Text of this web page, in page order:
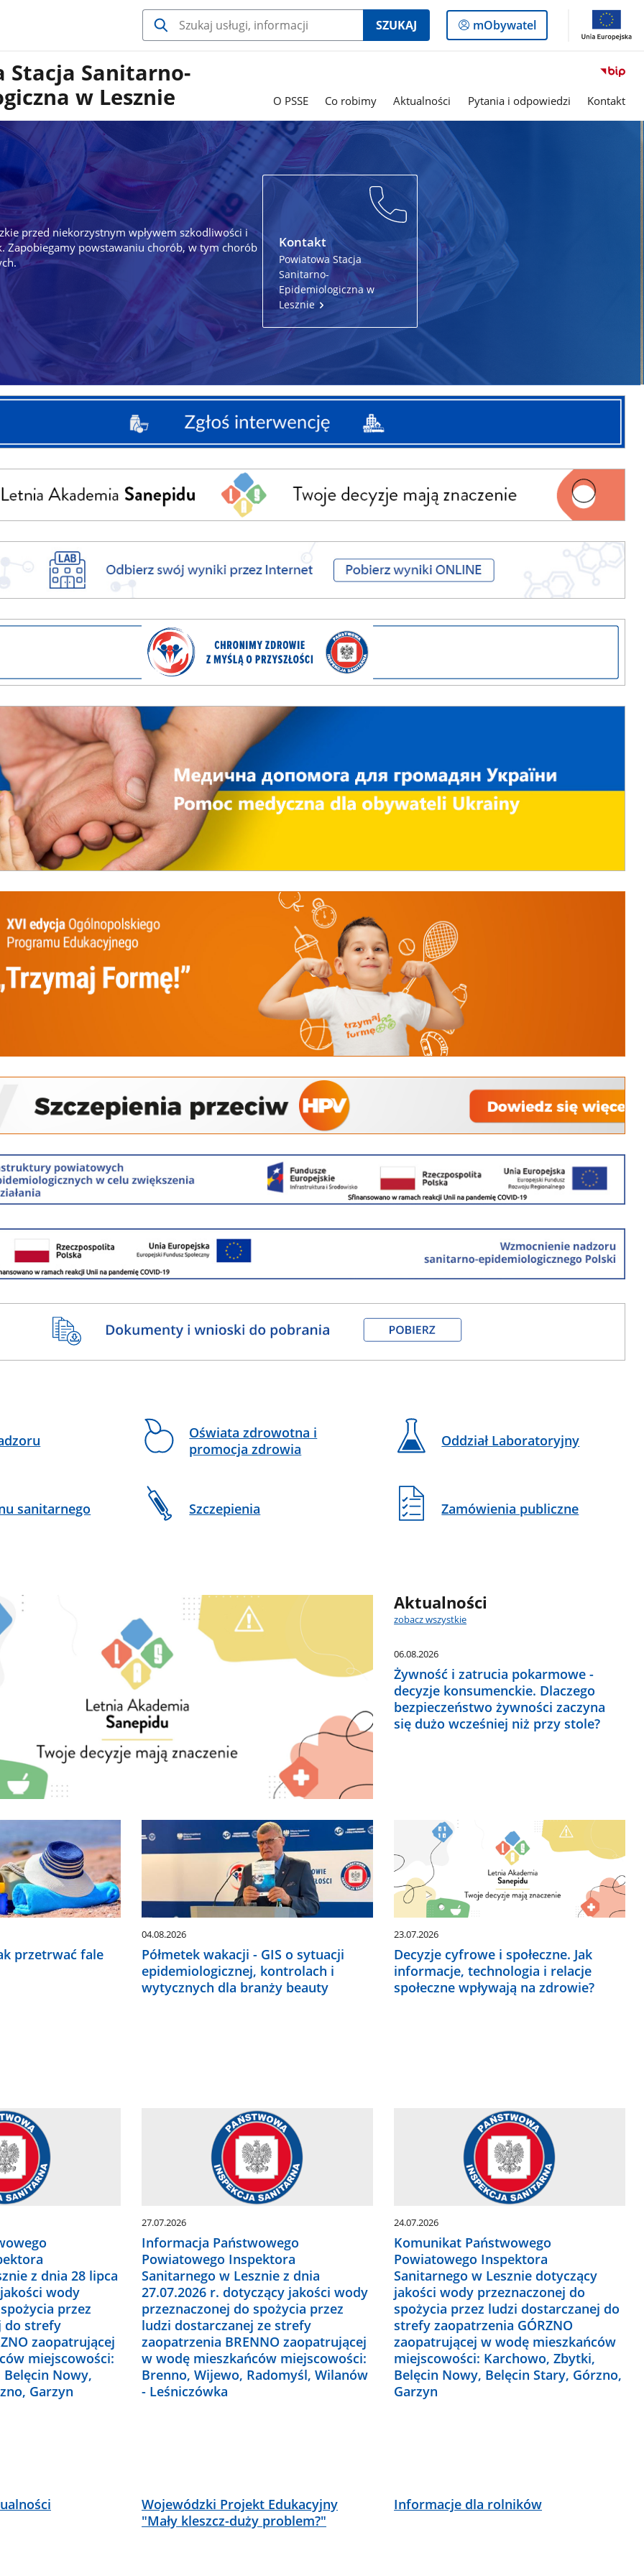
SZUKAJ
Logowanie
do
mObywatel
Stacja Sanitarno-
w Lesznie
O PSSE Co robimy Aktualności Pytania i odpowiedzi Kontakt
przed niekorzystnym wpływem szkodliwości i
Zapobiegamy powstawaniu chorób, w tym chorób
Kontakt
Powiatowa Stacja
Sanitarno-
Epidemiologiczna w
Lesznie
Oświata zdrowotna i
promocja zdrowia
Oddział Laboratoryjny
sanitarnego Szczepienia Zamówienia publiczne
Aktualności
zobacz wszystkie
06.08.2026
Żywność i zatrucia pokarmowe -
decyzje konsumenckie. Dlaczego
bezpieczeństwo żywności zaczyna
się dużo wcześniej niż przy stole?
przetrwać fale
04.08.2026
Półmetek wakacji - GIS o sytuacji
epidemiologicznej, kontrolach i
wytycznych dla branży beauty
23.07.2026
Decyzje cyfrowe i społeczne. Jak
informacje, technologia i relacje
społeczne wpływają na zdrowie?
z dnia 28 lipca
wody
przez
do strefy
zaopatrującej
miejscowości:
Nowy,
Garzyn
27.07.2026
Informacja Państwowego
Powiatowego Inspektora
Sanitarnego w Lesznie z dnia
27.07.2026 r. dotyczący jakości wody
przeznaczonej do spożycia przez
ludzi dostarczanej ze strefy
zaopatrzenia BRENNO zaopatrującej
w wodę mieszkańców miejscowości:
Brenno, Wijewo, Radomyśl, Wilanów
- Leśniczówka
24.07.2026
Komunikat Państwowego
Powiatowego Inspektora
Sanitarnego w Lesznie dotyczący
jakości wody przeznaczonej do
spożycia przez ludzi dostarczanej do
strefy zaopatrzenia GÓRZNO
zaopatrującej w wodę mieszkańców
miejscowości: Karchowo, Zbytki,
Belęcin Nowy, Belęcin Stary, Górzno,
Garzyn
Wojewódzki Projekt Edukacyjny
"Mały kleszcz-duży problem?"
Informacje dla rolników